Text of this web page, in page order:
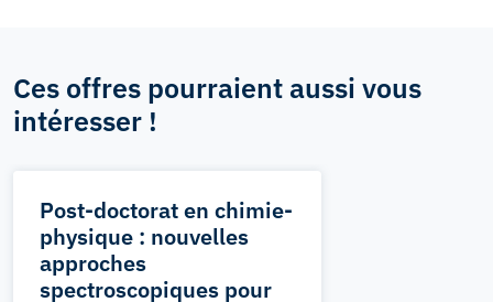
Ces offres pourraient aussi vous
intéresser !
Post-doctorat en chimie-
physique : nouvelles
approches
spectroscopiques pour